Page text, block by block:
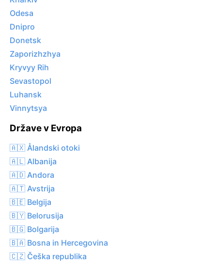
Odesa
Dnipro
Donetsk
Zaporizhzhya
Kryvyy Rih
Sevastopol
Luhansk
Vinnytsya
Države v Evropa
🇦🇽 Ålandski otoki
🇦🇱 Albanija
🇦🇩 Andora
🇦🇹 Avstrija
🇧🇪 Belgija
🇧🇾 Belorusija
🇧🇬 Bolgarija
🇧🇦 Bosna in Hercegovina
🇨🇿 Češka republika